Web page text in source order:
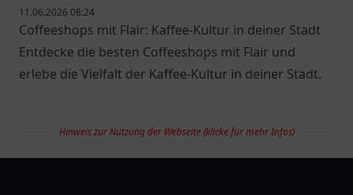
11.06.2026 08:24
Coffeeshops mit Flair: Kaffee-Kultur in deiner Stadt
Entdecke die besten Coffeeshops mit Flair und
erlebe die Vielfalt der Kaffee-Kultur in deiner Stadt.
Hinweis zur Nutzung der Webseite (klicke für mehr Infos)